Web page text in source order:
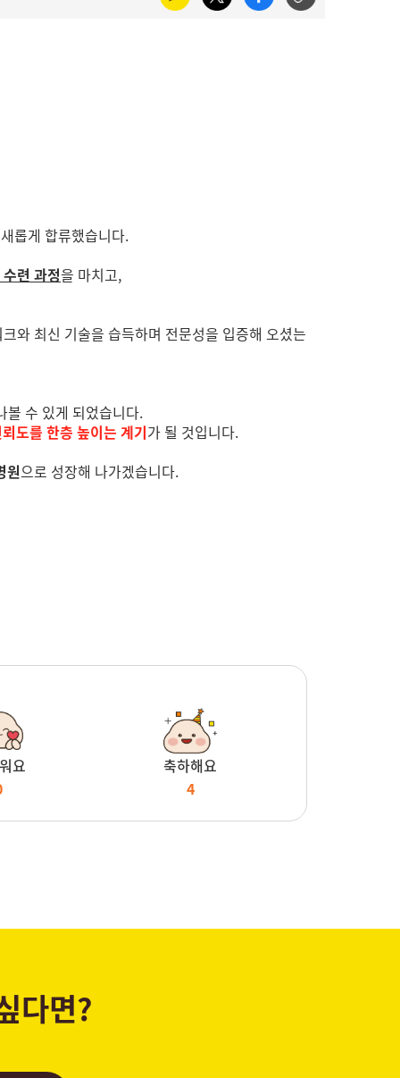
롭게 합류했습니다.
련 과정을 마치고,
와 최신 기술을 습득하며 전문성을 입증해 오셨는
수 있게 되었습니다.
도를 한층 높이는 계기가 될 것입니다.
원으로 성장해 나가겠습니다.
요
축하해요
4
다면?